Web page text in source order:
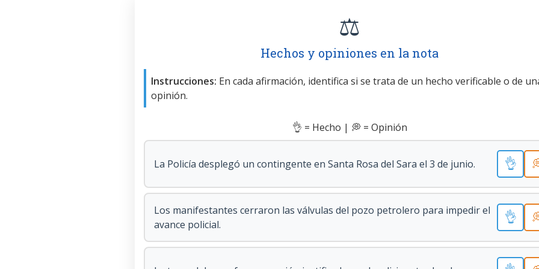
⚖️
Hechos y opiniones en la nota
Instrucciones: En cada afirmación, identifica si se trata de un hecho verificable o de
opinión.
👌 = Hecho | 💭 = Opinión
La Policía desplegó un contingente en Santa Rosa del Sara el 3 de junio. 👌
Los manifestantes cerraron las válvulas del pozo petrolero para impedir el
avance policial.
👌